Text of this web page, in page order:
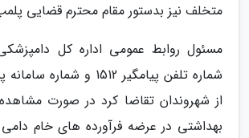
متخلف نیز بدستور مقام محترم قضایی
مسئول روابط عمومی اداره کل
از شهروندان تقاضا کرد در صورت
بهداشتی در عرضه فرآورده های خام